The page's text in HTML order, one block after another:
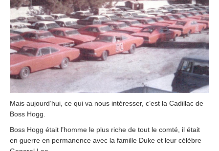
Mais aujourd’hui, ce qui va nous intéresser, c’est la Cadillac de
Boss Hogg.
Boss Hogg était l’homme le plus riche de tout le comté, il était
en guerre en permanence avec la famille Duke et leur célèbre